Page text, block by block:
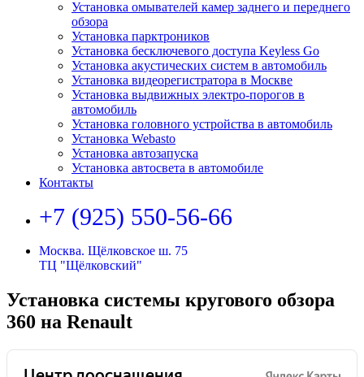
Установка омывателей камер заднего и переднего
обзора
Установка парктроников
Установка бесключевого доступа Keyless Go
Установка акустических систем в автомобиль
Установка видеорегистратора в Москве
Установка выдвижных электро-порогов в
автомобиль
Установка головного устройства в автомобиль
Установка Webasto
Установка автозапуска
Установка автосвета в автомобиле
Контакты
+7 (925) 550-56-66
Москва. Щёлковское ш. 75
ТЦ "Щёлковский"
Установка системы кругового обзора
360 на Renault